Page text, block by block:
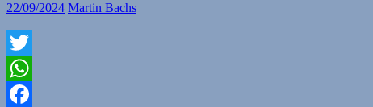
22/09/2024 Martin Bachs
Twitter
WhatsApp